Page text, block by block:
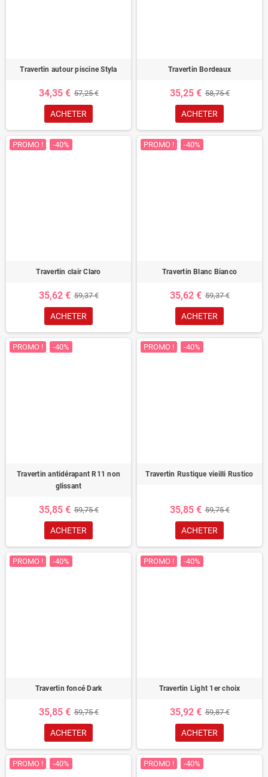
Travertin autour piscine Styla
34,35 € 57,25 €
ACHETER
Travertin Bordeaux
35,25 € 58,75 €
ACHETER
PROMO ! -40%
Travertin clair Claro
35,62 € 59,37 €
ACHETER
PROMO ! -40%
Travertin Blanc Bianco
35,62 € 59,37 €
ACHETER
PROMO ! -40%
Travertin antidérapant R11 non
glissant
35,85 € 59,75 €
ACHETER
PROMO ! -40%
Travertin Rustique vieilli Rustico
35,85 € 59,75 €
ACHETER
PROMO ! -40%
Travertin foncé Dark
35,85 € 59,75 €
ACHETER
PROMO ! -40%
Travertin Light 1er choix
35,92 € 59,87 €
ACHETER
PROMO ! -40% PROMO ! -40%